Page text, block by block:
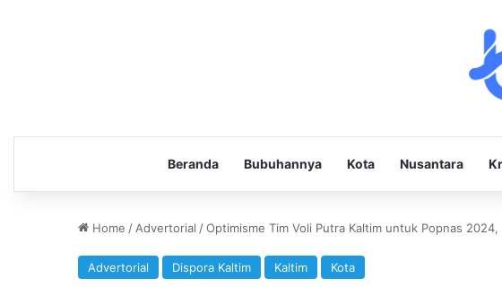
Beranda Bubuhannya Kota Nusantara
Home / Advertorial /Optimisme Tim Voli Putra Kaltim untuk Popnas
Advertorial Dispora Kaltim Kaltim Kota